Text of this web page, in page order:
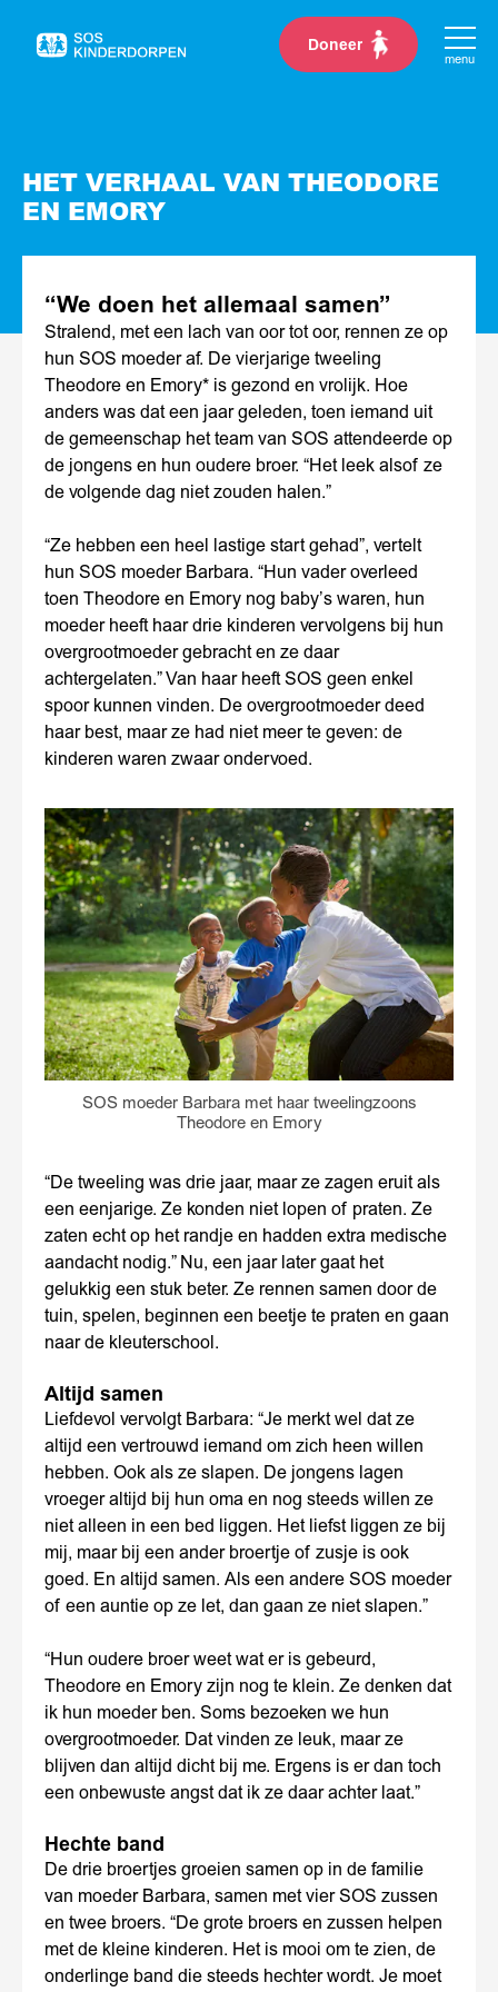
Naar
Doneer
menu
HET VERHAAL VAN THEODORE
EN EMORY
“We doen het allemaal samen”
Stralend, met een lach van oor tot oor, rennen ze op
hun SOS moeder af. De vierjarige tweeling
Theodore en Emory* is gezond en vrolijk. Hoe
anders was dat een jaar geleden, toen iemand uit
de gemeenschap het team van SOS attendeerde op
de jongens en hun oudere broer. “Het leek alsof ze
de volgende dag niet zouden halen.”
“Ze hebben een heel lastige start gehad”, vertelt
hun SOS moeder Barbara. “Hun vader overleed
toen Theodore en Emory nog baby’s waren, hun
moeder heeft haar drie kinderen vervolgens bij hun
overgrootmoeder gebracht en ze daar
achtergelaten.” Van haar heeft SOS geen enkel
spoor kunnen vinden. De overgrootmoeder deed
haar best, maar ze had niet meer te geven: de
kinderen waren zwaar ondervoed.
SOS moeder Barbara met haar tweelingzoons
Theodore en Emory
“De tweeling was drie jaar, maar ze zagen eruit als
een eenjarige. Ze konden niet lopen of praten. Ze
zaten echt op het randje en hadden extra medische
aandacht nodig.” Nu, een jaar later gaat het
gelukkig een stuk beter. Ze rennen samen door de
tuin, spelen, beginnen een beetje te praten en gaan
naar de kleuterschool.
Altijd samen
Liefdevol vervolgt Barbara: “Je merkt wel dat ze
altijd een vertrouwd iemand om zich heen willen
hebben. Ook als ze slapen. De jongens lagen
vroeger altijd bij hun oma en nog steeds willen ze
niet alleen in een bed liggen. Het liefst liggen ze bij
mij, maar bij een ander broertje of zusje is ook
goed. En altijd samen. Als een andere SOS moeder
of een auntie op ze let, dan gaan ze niet slapen.”
“Hun oudere broer weet wat er is gebeurd,
Theodore en Emory zijn nog te klein. Ze denken dat
ik hun moeder ben. Soms bezoeken we hun
overgrootmoeder. Dat vinden ze leuk, maar ze
blijven dan altijd dicht bij me. Ergens is er dan toch
een onbewuste angst dat ik ze daar achter laat.”
Hechte band
De drie broertjes groeien samen op in de familie
van moeder Barbara, samen met vier SOS zussen
en twee broers. “De grote broers en zussen helpen
met de kleine kinderen. Het is mooi om te zien, de
onderlinge band die steeds hechter wordt. Je moet